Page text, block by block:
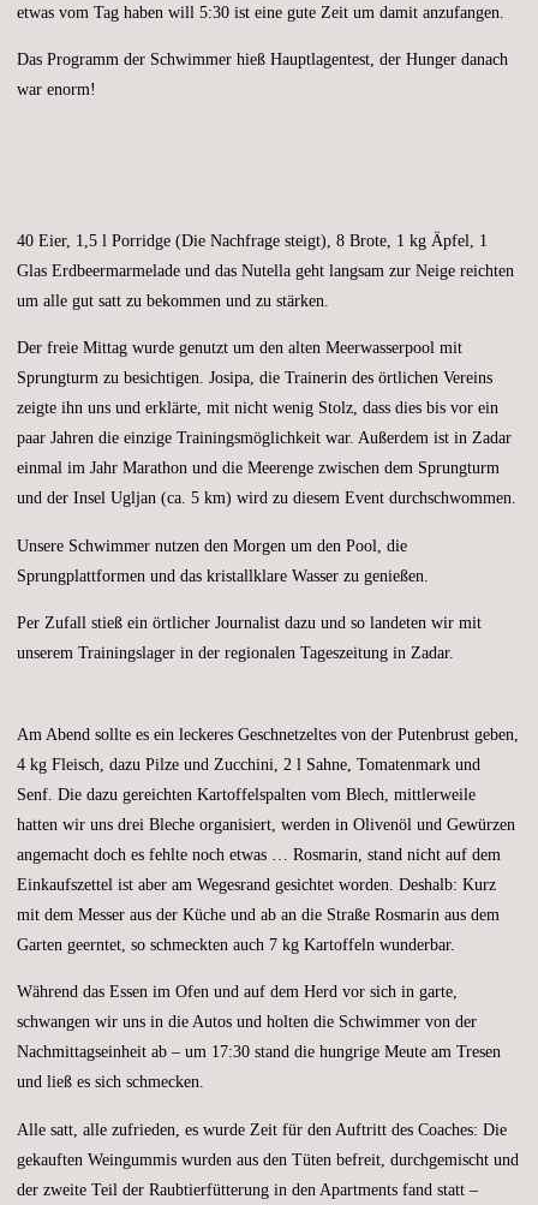
etwas vom Tag haben will 5:30 ist eine gute Zeit um damit anzufangen.
Das Programm der Schwimmer hieß Hauptlagentest, der Hunger danach
war enorm!
40 Eier, 1,5 l Porridge (Die Nachfrage steigt), 8 Brote, 1 kg Äpfel, 1
Glas Erdbeermarmelade und das Nutella geht langsam zur Neige reichten
um alle gut satt zu bekommen und zu stärken.
Der freie Mittag wurde genutzt um den alten Meerwasserpool mit
Sprungturm zu besichtigen. Josipa, die Trainerin des örtlichen Vereins
zeigte ihn uns und erklärte, mit nicht wenig Stolz, dass dies bis vor ein
paar Jahren die einzige Trainingsmöglichkeit war. Außerdem ist in Zadar
einmal im Jahr Marathon und die Meerenge zwischen dem Sprungturm
und der Insel Ugljan (ca. 5 km) wird zu diesem Event durchschwommen.
Unsere Schwimmer nutzen den Morgen um den Pool, die
Sprungplattformen und das kristallklare Wasser zu genießen.
Per Zufall stieß ein örtlicher Journalist dazu und so landeten wir mit
unserem Trainingslager in der regionalen Tageszeitung in Zadar.
Am Abend sollte es ein leckeres Geschnetzeltes von der Putenbrust geben,
4 kg Fleisch, dazu Pilze und Zucchini, 2 l Sahne, Tomatenmark und
Senf. Die dazu gereichten Kartoffelspalten vom Blech, mittlerweile
hatten wir uns drei Bleche organisiert, werden in Olivenöl und Gewürzen
angemacht doch es fehlte noch etwas … Rosmarin, stand nicht auf dem
Einkaufszettel ist aber am Wegesrand gesichtet worden. Deshalb: Kurz
mit dem Messer aus der Küche und ab an die Straße Rosmarin aus dem
Garten geerntet, so schmeckten auch 7 kg Kartoffeln wunderbar.
Während das Essen im Ofen und auf dem Herd vor sich in garte,
schwangen wir uns in die Autos und holten die Schwimmer von der
Nachmittagseinheit ab – um 17:30 stand die hungrige Meute am Tresen
und ließ es sich schmecken.
Alle satt, alle zufrieden, es wurde Zeit für den Auftritt des Coaches: Die
gekauften Weingummis wurden aus den Tüten befreit, durchgemischt und
der zweite Teil der Raubtierfütterung in den Apartments fand statt –